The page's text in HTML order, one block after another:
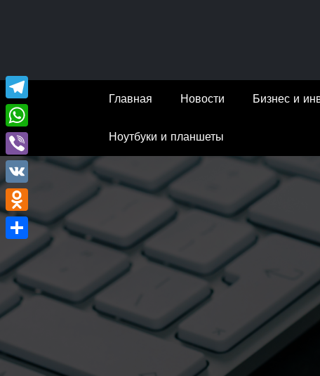
Главная Новости Бизнес и
Ноутбуки и планшеты
Telegram
WhatsApp
Viber
VK
Odnoklassniki
Отправить